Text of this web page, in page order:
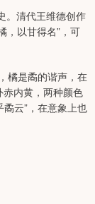
。清代王维德创作
，以甘得名”，可
橘是矞的谐声，在
内黄，两种颜色
矞云”，在意象上也